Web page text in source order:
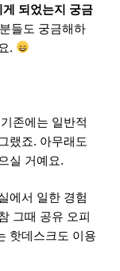
되었는지 궁금
들도 궁금해하
.
존에는 일반적
랬죠. 아무래도
실 거예요.
에서 일한 경험
그때 공유 오피
핫데스크도 이용